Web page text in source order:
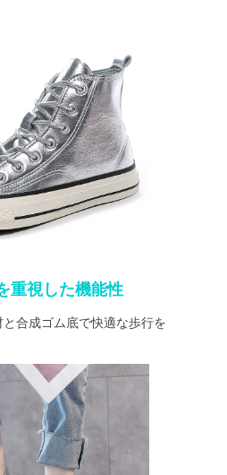
重視した機能性
合成ゴム底で快適な歩行を